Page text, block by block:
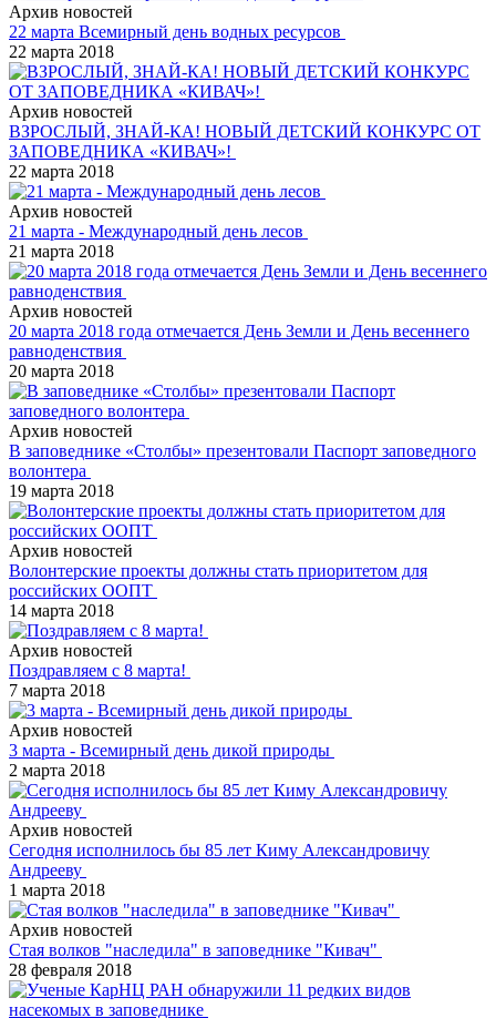
Архив новостей
22 марта Всемирный день водных ресурсов
22 марта 2018
Архив новостей
ВЗРОСЛЫЙ, ЗНАЙ-КА! НОВЫЙ ДЕТСКИЙ КОНКУРС ОТ
ЗАПОВЕДНИКА «КИВАЧ»!
22 марта 2018
Архив новостей
21 марта - Международный день лесов
21 марта 2018
Архив новостей
20 марта 2018 года отмечается День Земли и День весеннего
равноденствия
20 марта 2018
Архив новостей
В заповеднике «Столбы» презентовали Паспорт заповедного
волонтера
19 марта 2018
Архив новостей
Волонтерские проекты должны стать приоритетом для
российских ООПТ
14 марта 2018
Архив новостей
Поздравляем с 8 марта!
7 марта 2018
Архив новостей
3 марта - Всемирный день дикой природы
2 марта 2018
Архив новостей
Сегодня исполнилось бы 85 лет Киму Александровичу
Андрееву
1 марта 2018
Архив новостей
Стая волков "наследила" в заповеднике "Кивач"
28 февраля 2018